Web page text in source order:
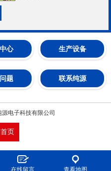
心 生产设备
题 联系纯源
电子科技有限公司
页
在线留言 查看地图